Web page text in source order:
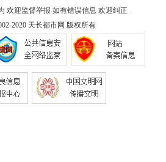
欢迎监督举报 如有错误信息 欢迎纠正
2020 天长都市网 版权所有